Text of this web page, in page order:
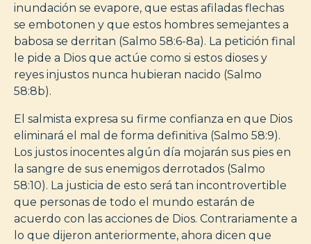
inundación se evapore, que estas afiladas flechas
se embotonen y que estos hombres semejantes a
babosa se derritan (Salmo 58:6-8a). La petición final
le pide a Dios que actúe como si estos dioses y
reyes injustos nunca hubieran nacido (Salmo
58:8b).
El salmista expresa su firme confianza en que Dios
eliminará el mal de forma definitiva (Salmo 58:9).
Los justos inocentes algún día mojarán sus pies en
la sangre de sus enemigos derrotados (Salmo
58:10). La justicia de esto será tan incontrovertible
que personas de todo el mundo estarán de
acuerdo con las acciones de Dios. Contrariamente a
lo que dijeron anteriormente, ahora dicen que